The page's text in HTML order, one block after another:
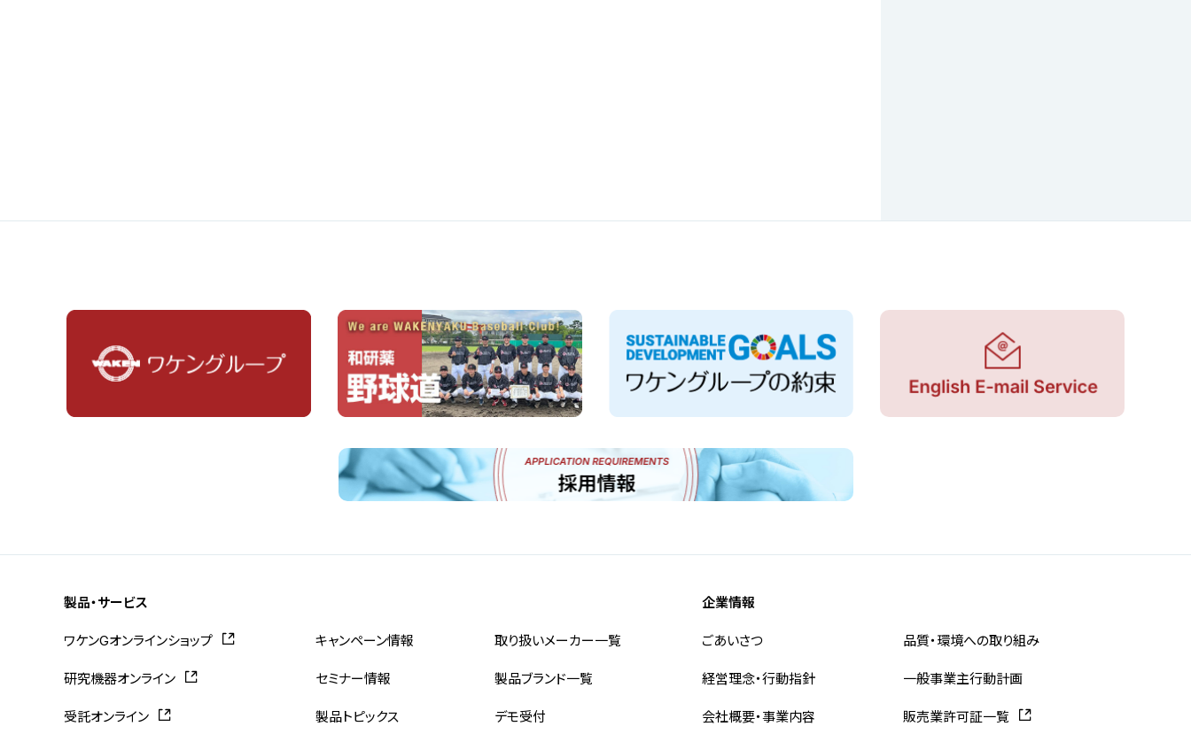
製品・サービス
ワケンGオンラインショップ
研究機器オンライン
受託オンライン
キャンペーン情報
セミナー情報
製品トピックス
取り扱いメーカー一覧
製品ブランド一覧
デモ受付
企業情報
ごあいさつ
経営理念・行動指針
会社概要・事業内容
品質・環境への取り組み
一般事業主行動計画
販売業許可証一覧